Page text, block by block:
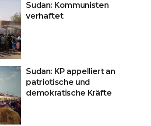
Sudan: Kommunisten
verhaftet
Sudan: KP appelliert an
patriotische und
demokratische Kräfte